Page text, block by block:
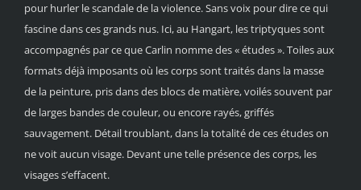
pour hurler le scandale de la violence. Sans voix pour dire ce qui
fascine dans ces grands nus. Ici, au Hangart, les triptyques sont
accompagnés par ce que Carlin nomme des « études ». Toiles aux
formats déjà imposants où les corps sont traités dans la masse
de la peinture, pris dans des blocs de matière, voilés souvent par
de larges bandes de couleur, ou encore rayés, griffés
sauvagement. Détail troublant, dans la totalité de ces études on
ne voit aucun visage. Devant une telle présence des corps, les
visages s’effacent.